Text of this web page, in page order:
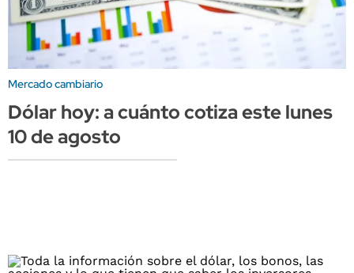
Mercado cambiario
Dólar hoy: a cuánto cotiza este lunes
10 de agosto